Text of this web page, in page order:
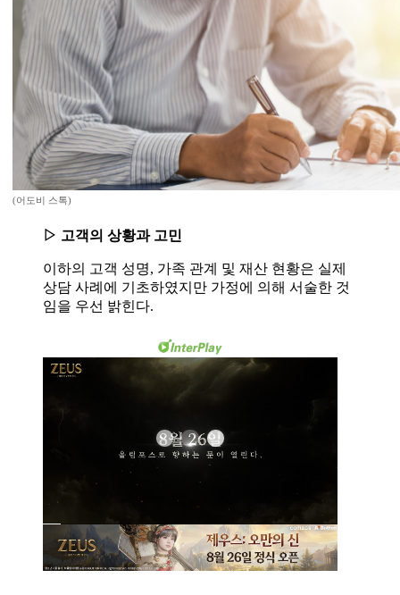
(어도비 스톡)
▷ 고객의 상황과 고민
이하의 고객 성명, 가족 관계 및 재산 현황은 실제
상담 사례에 기초하였지만 가정에 의해 서술한 것
임을 우선 밝힌다.